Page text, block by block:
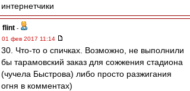
интернетчики
flint -
01 фев 2017 11:14
30. Что-то о спичках. Возможно, не выполнили
бы тарамовский заказ для сожжения стадиона
(чучела Быстрова) либо просто разжигания
огня в комментах)